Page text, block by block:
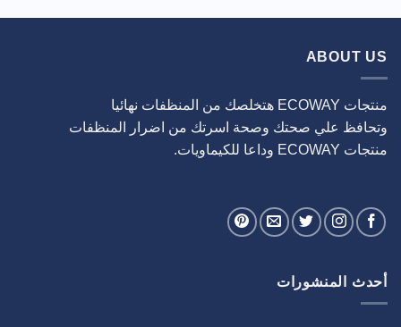
ABOUT US
منتجات ECOWAY هتخلصك من المنظفات نهائيا
وتحافظ علي صحتك وصحة اسرتك من اضرار المنظفات
منتجات ECOWAY وداعا للكيماويات.
أحدث المنشورات